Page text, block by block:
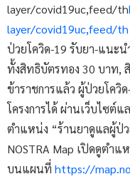
layer/covid19uc,feed/th
layer/covid19uc,feed/th
ป่วยโควิด-19 รับยา-แนะ
ทั้งสิทธิบัตรทอง 30 บาท,
ข้าราชการแล้ว ผู้ป่วยโควิ
โครงการได้ ผ่านเว็บไซต์
ตำแหน่ง “ร้านยาดูแลผู้ป่
NOSTRA Map เปิดดูตำแ
บนแผนที่ https://